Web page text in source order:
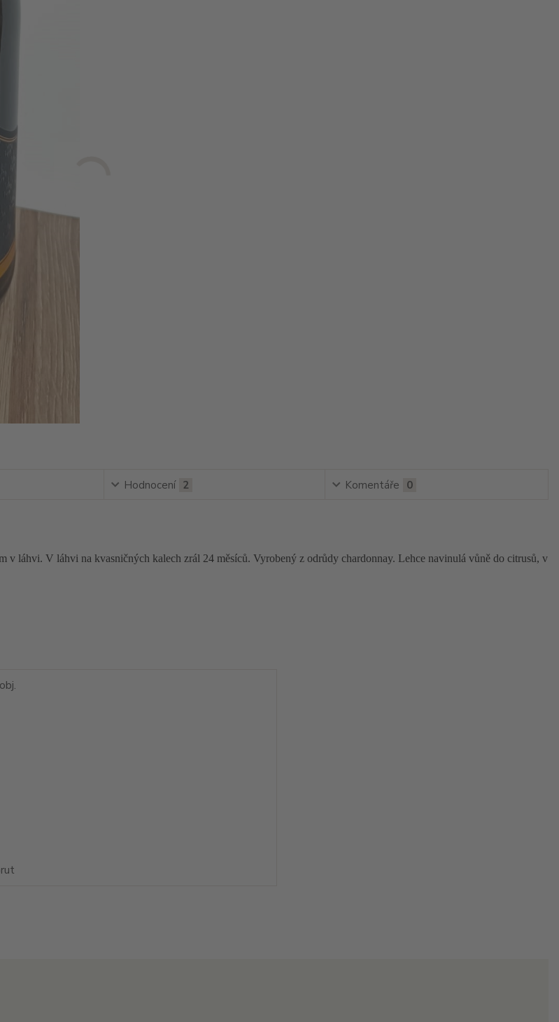
Hodnocení 2 Komentáře 0
v láhvi. V láhvi na kvasničných kalech zrál 24 měsíců. Vyrobený z odrůdy chardonnay. Lehce navinulá vůně do citrusů, v